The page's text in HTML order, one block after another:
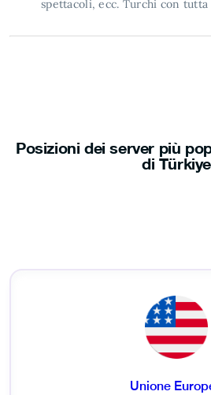
spettacoli, ecc. Turchi con
Posizioni dei server più
di Türkiye
Unione